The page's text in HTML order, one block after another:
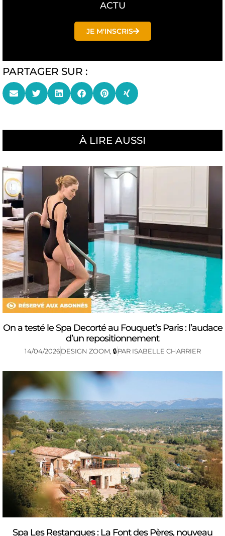
ACTU
JE M'INSCRIS
PARTAGER SUR :
À LIRE AUSSI
On a testé le Spa Decorté au Fouquet’s Paris : l’audace
d’un repositionnement
14/04/2026DESIGN ZOOM 🔒PAR ISABELLE CHARRIER
Spa Les Restanques : La Font des Pères, nouveau